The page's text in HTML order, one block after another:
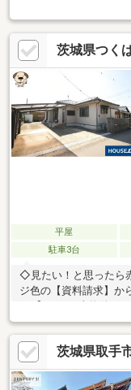
対応できます。(1)住
収、勤続年数などが理
はあきらめられない。
いと言われた。↑のよ
ーンを通すことが可能
ご相談ください。
茨城県つく
平屋
駐車3台
◇見たい！と思ったら
ジ色の【資料請求】か
783】へ～～当物件お
平屋住宅・全居室8帖
きり収納・お車最大4
ればいいか分からない
わかりやすく丁寧にご
ったりとご見学いただ
茨城県取手